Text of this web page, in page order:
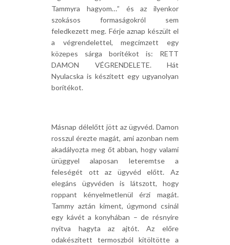
Tammyra hagyom…” és az ilyenkor
szokásos formaságokról sem
feledkezett meg. Férje aznap készült el
a végrendelettel, megcímzett egy
közepes sárga borítékot is: RETT
DAMON VÉGRENDELETE. Hát
Nyulacska is készített egy ugyanolyan
borítékot.
Másnap délelőtt jött az ügyvéd. Damon
rosszul érezte magát, ami azonban nem
akadályozta meg őt abban, hogy valami
ürüggyel alaposan leteremtse a
feleségét ott az ügyvéd előtt. Az
elegáns ügyvéden is látszott, hogy
roppant kényelmetlenül érzi magát.
Tammy aztán kiment, úgymond csinál
egy kávét a konyhában – de résnyire
nyitva hagyta az ajtót. Az előre
odakészített termoszból kitöltötte a